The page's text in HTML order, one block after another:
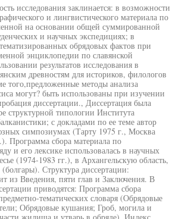
исследования заклинается: в возможности
и лингвистического материала по
на основании общей суммированной
и научных экспедициях; в
обрядовых фактов при
энциклопедии по славянской
результатов исследования в
древностям для историков, филологов
того,предложенные методы анализа
могут? быть использованы при изучении
диссертации., Диссертация была
структурной типологии Института
с докладами по ее теме автор
симпозиумах (Тарту 1975 г., Москва
Программа сбора материала по
и его лексике использовалась в научных
(1974-1983 гг.), в Архангельскую область,
Структура диссертации:
из Введения, пяти глав и Заключения. В
приводятся: Программа сбора
тематических словаря (Обрядовые
Обрядовые кушания; Гроб, могила и